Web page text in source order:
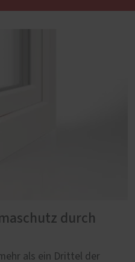
durch
als ein Drittel der